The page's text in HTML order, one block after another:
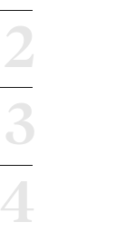
2
3
4